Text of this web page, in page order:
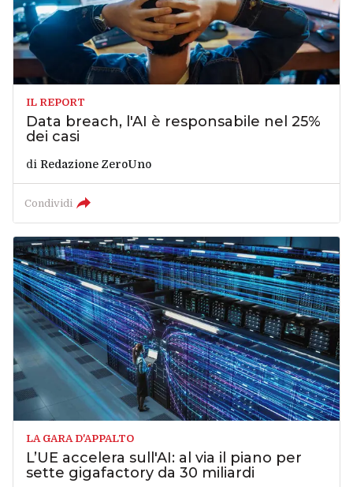
IL REPORT
Data breach, l'AI è responsabile nel 25%
dei casi
di Redazione ZeroUno
Condividi
LA GARA D'APPALTO
L’UE accelera sull'AI: al via il piano per
sette gigafactory da 30 miliardi